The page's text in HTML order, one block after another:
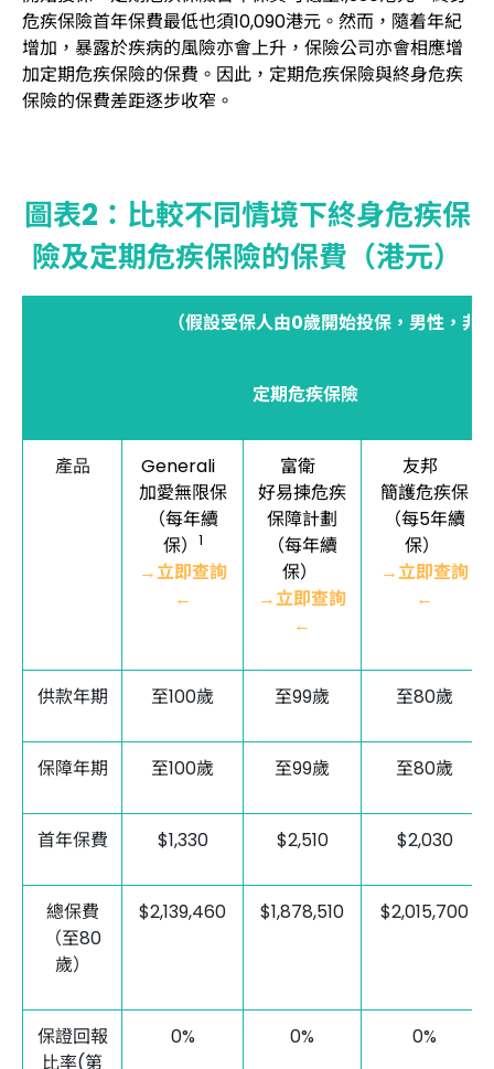
危疾保險首年保費最低也須10,090港元。然而，隨着年紀
增加，暴露於疾病的風險亦會上升，保險公司亦會相應增
加定期危疾保險的保費。因此，定期危疾保險與終身危疾
保險的保費差距逐步收窄。
圖表2：比較不同情境下終身危疾保
險及定期危疾保險的保費（港元）
（假設受保人由0歲開始投保，男性，非
定期危疾保險
產品
Generali
加愛無限保
（每年續
保）
1
→立即查詢
←
富衛
好易揀危疾
保障計劃
（每年續
保）
→立即查詢
←
友邦
簡護危疾保
（每5年續
保）
→立即查詢
←
供款年期 至100歲 至99歲 至80歲
保障年期 至100歲 至99歲 至80歲
首年保費 $1,330 $2,510 $2,030
總保費
（至80
歲）
$2,139,460 $1,878,510 $2,015,700
保證回報
比率(第
0% 0% 0%